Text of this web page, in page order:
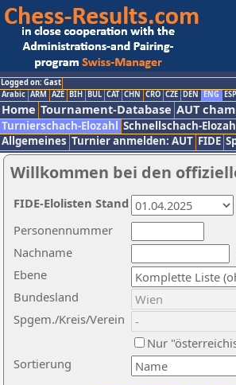
Logged on: Gast
Arabic ARM AZE BIH BUL CAT CHN CRO CZE DEN ENG ESP
Home Tournament-Database AUT
Turnierschach-Elozahl Schnellschach-
Allgemeines Turnier anmelden: AUT FIDE
Willkommen bei den
Nachname
Ebene
Sortierung
Personennummer
Bundesland
Spgem./Kreis/Verein
Nur
FIDE-Elolisten Stand